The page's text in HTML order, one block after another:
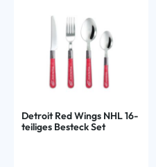
Detroit Red Wings NHL 16-
teiliges Besteck Set